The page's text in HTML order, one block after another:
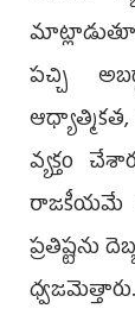
పచ్చి
వ్యక్తం
రాజకీయమే
ప్రతిష్టను
ధ్వజమెత్తారు.